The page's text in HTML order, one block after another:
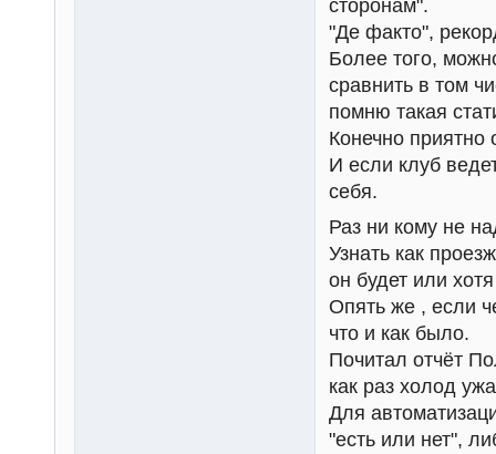
сторонам".
"Де факто",
Более того,
сравнить в том
помню такая
Конечно приятно
И если клуб
себя.
Раз ни кому не
Узнать как
он будет или
Опять же , если
что и как было.
Почитал отчёт
как раз холод
Для
"есть или нет",